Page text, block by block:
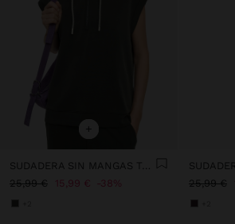
+
SUDADERA SIN MANGAS TACTO SUAVE
25,99 €
15,99 € 38%
25,99 €